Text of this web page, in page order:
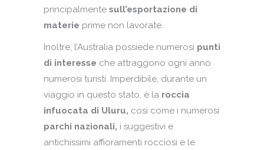
principalmente sull’esportazione di
materie prime non lavorate.
Inoltre, l’Australia possiede numerosi punti
di interesse che attraggono ogni anno
numerosi turisti. Imperdibile, durante un
viaggio in questo stato, è la roccia
infuocata di Uluru, così come i numerosi
parchi nazionali, i suggestivi e
antichissimi affioramenti rocciosi e le